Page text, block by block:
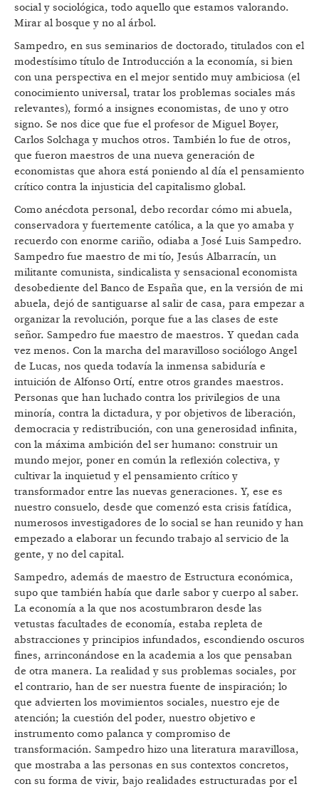
social y sociológica, todo aquello que estamos valorando.
Mirar al bosque y no al árbol.
Sampedro, en sus seminarios de doctorado, titulados con el
modestísimo título de Introducción a la economía, si bien
con una perspectiva en el mejor sentido muy ambiciosa (el
conocimiento universal, tratar los problemas sociales más
relevantes), formó a insignes economistas, de uno y otro
signo. Se nos dice que fue el profesor de Miguel Boyer,
Carlos Solchaga y muchos otros. También lo fue de otros,
que fueron maestros de una nueva generación de
economistas que ahora está poniendo al día el pensamiento
crítico contra la injusticia del capitalismo global.
Como anécdota personal, debo recordar cómo mi abuela,
conservadora y fuertemente católica, a la que yo amaba y
recuerdo con enorme cariño, odiaba a José Luis Sampedro.
Sampedro fue maestro de mi tío, Jesús Albarracín, un
militante comunista, sindicalista y sensacional economista
desobediente del Banco de España que, en la versión de mi
abuela, dejó de santiguarse al salir de casa, para empezar a
organizar la revolución, porque fue a las clases de este
señor. Sampedro fue maestro de maestros. Y quedan cada
vez menos. Con la marcha del maravilloso sociólogo Angel
de Lucas, nos queda todavía la inmensa sabiduría e
intuición de Alfonso Ortí, entre otros grandes maestros.
Personas que han luchado contra los privilegios de una
minoría, contra la dictadura, y por objetivos de liberación,
democracia y redistribución, con una generosidad infinita,
con la máxima ambición del ser humano: construir un
mundo mejor, poner en común la reflexión colectiva, y
cultivar la inquietud y el pensamiento crítico y
transformador entre las nuevas generaciones. Y, ese es
nuestro consuelo, desde que comenzó esta crisis fatídica,
numerosos investigadores de lo social se han reunido y han
empezado a elaborar un fecundo trabajo al servicio de la
gente, y no del capital.
Sampedro, además de maestro de Estructura económica,
supo que también había que darle sabor y cuerpo al saber.
La economía a la que nos acostumbraron desde las
vetustas facultades de economía, estaba repleta de
abstracciones y principios infundados, escondiendo oscuros
fines, arrinconándose en la academia a los que pensaban
de otra manera. La realidad y sus problemas sociales, por
el contrario, han de ser nuestra fuente de inspiración; lo
que advierten los movimientos sociales, nuestro eje de
atención; la cuestión del poder, nuestro objetivo e
instrumento como palanca y compromiso de
transformación. Sampedro hizo una literatura maravillosa,
que mostraba a las personas en sus contextos concretos,
con su forma de vivir, bajo realidades estructuradas por el